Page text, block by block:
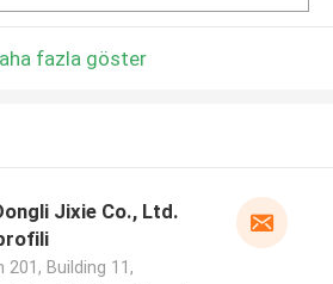
fazla göster
Jixie Co., Ltd.
201, Building 11,